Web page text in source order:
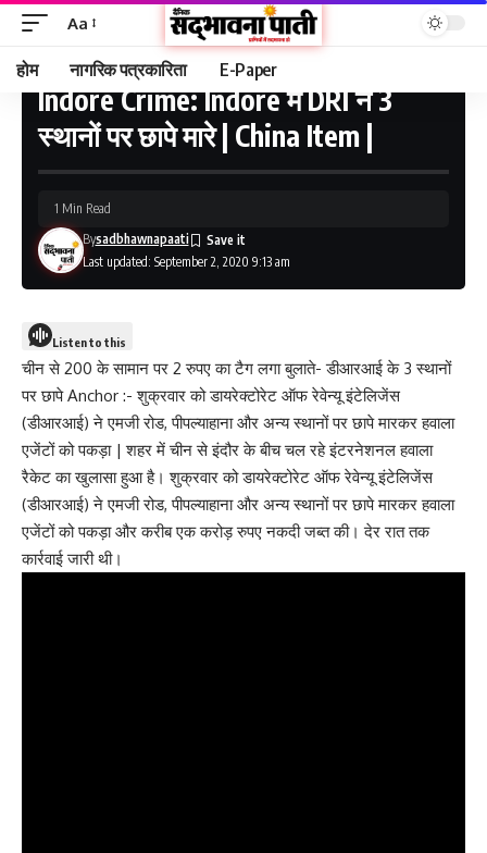
Aa
होम नागरिक पत्रकारिता E-Paper
Sadbhawna Paati - Indore News in hindi, Indore News Today > Indore Crime: Indore में DRI ने 3 स्थानों पर छापे मारे | China Item |
Indore Crime: Indore में DRI ने 3
स्थानों पर छापे मारे | China Item |
Last updated: September 2, 2020 9:13 am
Bysadbhawnapaati
1 Min Read
Listen to this
चीन से 200 के सामान पर 2 रुपए का टैग लगा बुलाते- डीआरआई के 3 स्थानों
पर छापे Anchor :- शुक्रवार को डायरेक्टोरेट ऑफ रेवेन्यू इंटेलिजेंस
(डीआरआई) ने एमजी रोड, पीपल्याहाना और अन्य स्थानों पर छापे मारकर हवाला
एजेंटों को पकड़ा | शहर में चीन से इंदौर के बीच चल रहे इंटरनेशनल हवाला
रैकेट का खुलासा हुआ है। शुक्रवार को डायरेक्टोरेट ऑफ रेवेन्यू इंटेलिजेंस
(डीआरआई) ने एमजी रोड, पीपल्याहाना और अन्य स्थानों पर छापे मारकर हवाला
एजेंटों को पकड़ा और करीब एक करोड़ रुपए नकदी जब्त की। देर रात तक
कार्रवाई जारी थी।